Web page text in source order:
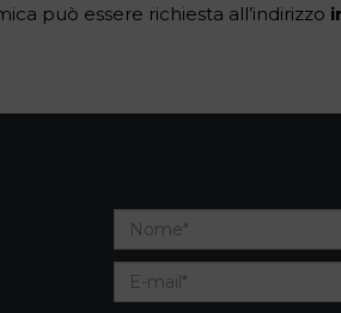
può essere richiesta all’indirizzo